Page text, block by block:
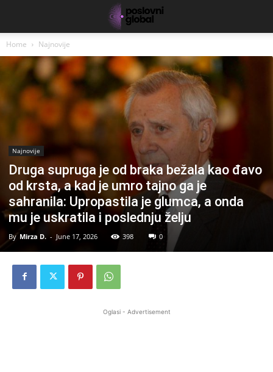
Home Najnovije
Najnovije
Druga supruga je od braka bežala kao đavo
od krsta, a kad je umro tajno ga je
sahranila: Upropastila je glumca, a onda
mu je uskratila i poslednju želju
By Mirza D. - June 17, 2026 398 0
Oglasi - Advertisement